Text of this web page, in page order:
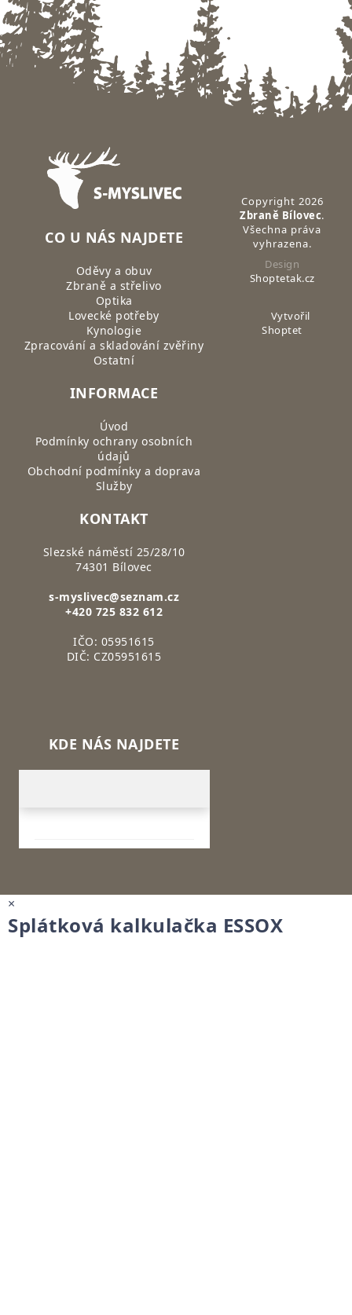
Zápatí
CO U NÁS NAJDETE
Oděvy a obuv
Zbraně a střelivo
Optika
Lovecké potřeby
Kynologie
Zpracování a skladování zvěřiny
Ostatní
INFORMACE
Úvod
Podmínky ochrany osobních
údajů
Obchodní podmínky a doprava
Služby
KONTAKT
Slezské náměstí 25/28/10
74301 Bílovec
s-myslivec@seznam.cz
+420 725 832 612
IČO: 05951615
DIČ: CZ05951615
KDE NÁS NAJDETE
Copyright 2026
Zbraně Bílovec.
Všechna práva
vyhrazena.
Design
Shoptetak.cz
Vytvořil
Shoptet
×
Splátková kalkulačka ESSOX